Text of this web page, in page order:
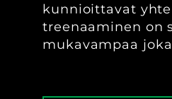
kunnioittavat
treenaaminen on
mukavampaa